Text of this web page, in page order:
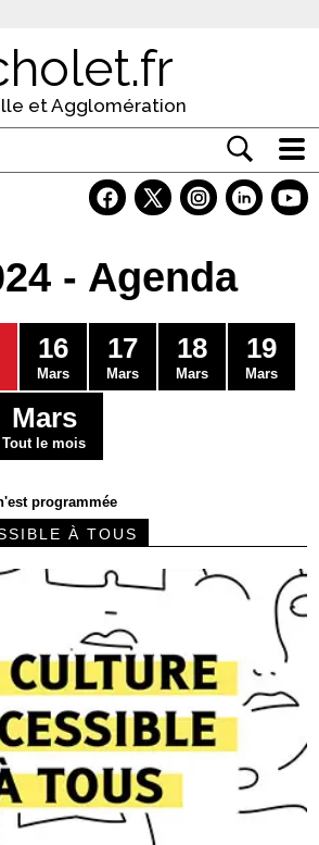
et Agglomération
- Agenda
16
Mars
17
Mars
18
Mars
19
Mars
Mars
Tout le mois
programmée
À TOUS